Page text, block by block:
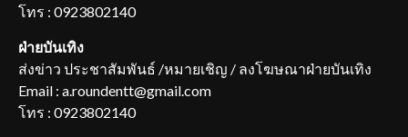
โทร : 0923802140
ฝ่ายบันเทิง
ส่งข่าว ประชาสัมพันธ์ /หมายเชิญ / ลงโฆษณาฝ่ายบันเทิง
Email : a.roundentt@gmail.com
โทร : 0923802140